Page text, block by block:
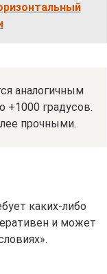
аналогичным
+1000 градусов.
прочными.
каких-либо
и может